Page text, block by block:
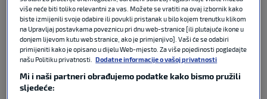
nastavku je do izražaja došla veća kvaliteta u
redovima Zagrepčana.
Justin Robersonubacio je 19 zaCibonu, Krešimir
Radovčićje dodao 17, dok jeIvanMiličevićs 15
ubačaja bio najefikasniji kod Kvarnera.
više neće biti toliko relevantni za vas. Možete se vratiti na ovaj izbornik kako
biste izmijenili svoje odabire ili povukli pristanak u bilo kojem trenutku klikom
na Upravljaj postavkama poveznicu pri dnu web-stranice [ili plutajuće ikone u
donjem lijevom kutu web stranice, ako je primjenjivo]. Vaši će se odabiri
primijeniti kako je opisano u dijelu Web-mjesto. Za više pojedinosti pogledajte
našu Politiku privatnosti.
Dodatne informacije o vašoj privatnosti
Mi i naši partneri obrađujemo podatke kako bismo pružili
sljedeće: